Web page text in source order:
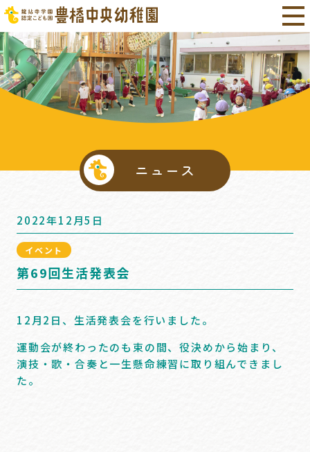
ニュース
2022年12月5日
イベント
第69回生活発表会
12月2日、生活発表会を行いました。
運動会が終わったのも束の間、役決めから始まり、
演技・歌・合奏と一生懸命練習に取り組んできまし
た。